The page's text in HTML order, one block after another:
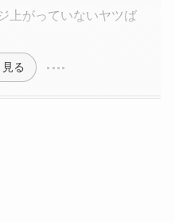
上がっていないヤツば
る